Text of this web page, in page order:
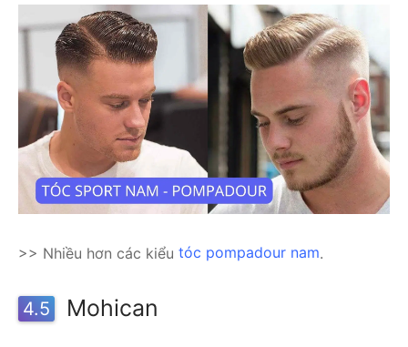
>> Nhiều hơn các kiểu tóc pompadour nam.
4.5 Mohican